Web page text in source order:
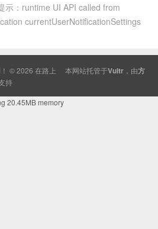
示：runtime UI API called from
currentUserNotificationSettings
© 2026 在路上 本网站托管于Vultr ，由方
持
20.45MB memory